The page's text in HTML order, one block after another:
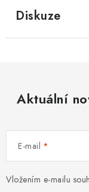
Diskuze
Aktuální
E-mail
Vložením e-mailu